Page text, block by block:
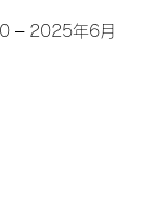
– 2025年6月